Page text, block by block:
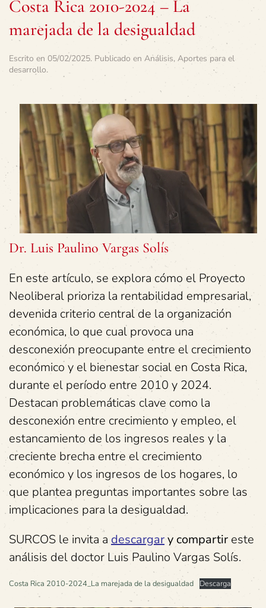
Costa Rica 2010-2024 – La
marejada de la desigualdad
Escrito en 05/02/2025. Publicado en Análisis, Aportes para el
desarrollo.
Dr. Luis Paulino Vargas Solís
En este artículo, se explora cómo el Proyecto
Neoliberal prioriza la rentabilidad empresarial,
devenida criterio central de la organización
económica, lo que cual provoca una
desconexión preocupante entre el crecimiento
económico y el bienestar social en Costa Rica,
durante el período entre 2010 y 2024.
Destacan problemáticas clave como la
desconexión entre crecimiento y empleo, el
estancamiento de los ingresos reales y la
creciente brecha entre el crecimiento
económico y los ingresos de los hogares, lo
que plantea preguntas importantes sobre las
implicaciones para la desigualdad.
SURCOS le invita a descargary compartir este
análisis del doctor Luis Paulino Vargas Solís.
Costa Rica 2010-2024_La marejada de la desigualdad Descarga